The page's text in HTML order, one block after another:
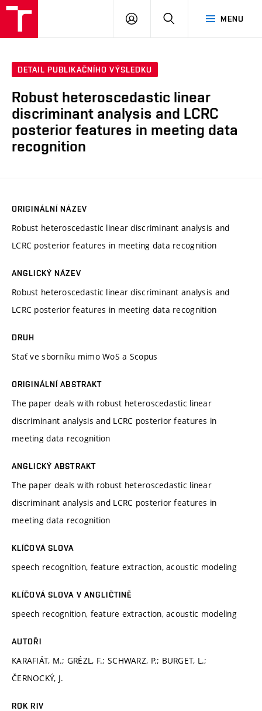
MENU
PŘIHLÁSIT
DETAIL PUBLIKAČNÍHO VÝSLEDKU
Robust heteroscedastic linear
discriminant analysis and LCRC
posterior features in meeting data
recognition
ORIGINÁLNÍ NÁZEV
Robust heteroscedastic linear discriminant analysis and
LCRC posterior features in meeting data recognition
ANGLICKÝ NÁZEV
Robust heteroscedastic linear discriminant analysis and
LCRC posterior features in meeting data recognition
DRUH
Stať ve sborníku mimo WoS a Scopus
ORIGINÁLNÍ ABSTRAKT
The paper deals with robust heteroscedastic linear
discriminant analysis and LCRC posterior features in
meeting data recognition
ANGLICKÝ ABSTRAKT
The paper deals with robust heteroscedastic linear
discriminant analysis and LCRC posterior features in
meeting data recognition
KLÍČOVÁ SLOVA
speech recognition, feature extraction, acoustic modeling
KLÍČOVÁ SLOVA V ANGLIČTINĚ
speech recognition, feature extraction, acoustic modeling
AUTOŘI
KARAFIÁT, M.; GRÉZL, F.; SCHWARZ, P.; BURGET, L.;
ČERNOCKÝ, J.
ROK RIV